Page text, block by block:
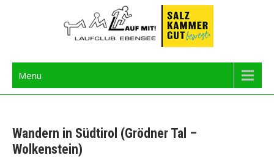
Langbathseelauf
Menu
Wandern in Südtirol (Grödner Tal –
Wolkenstein)